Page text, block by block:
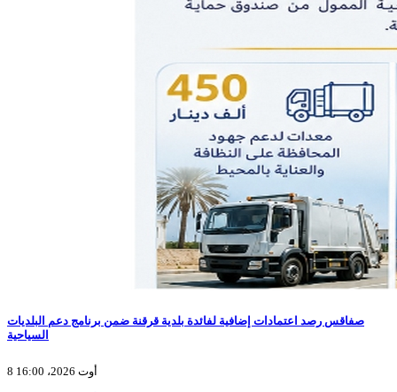
صفاقس رصد اعتمادات إضافية لفائدة بلدية قرقنة ضمن برنامج دعم البلديات
السياحية
8 أوت 2026، 16:00